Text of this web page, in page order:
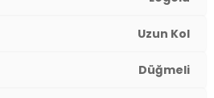
Uzun Kol
Düğmeli